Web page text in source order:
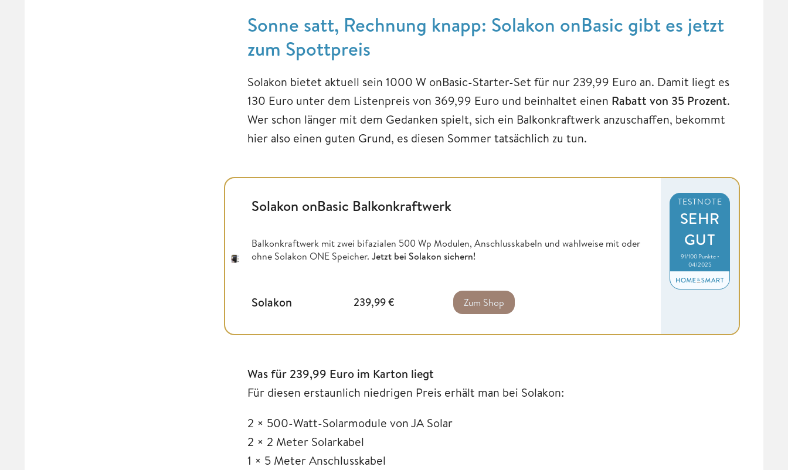
Sonne satt, Rechnung knapp: Solakon onBasic gibt es jetzt
zum Spottpreis
Solakon bietet aktuell sein 1000 W onBasic-Starter-Set für nur 239,99 Euro an. Damit liegt es
130 Euro unter dem Listenpreis von 369,99 Euro und beinhaltet einen Rabatt von 35 Prozent.
Wer schon länger mit dem Gedanken spielt, sich ein Balkonkraftwerk anzuschaffen, bekommt
hier also einen guten Grund, es diesen Sommer tatsächlich zu tun.
Solakon onBasic Balkonkraftwerk
Balkonkraftwerk mit zwei bifazialen 500 Wp Modulen, Anschlusskabeln und wahlweise mit oder
ohne Solakon ONE Speicher. Jetzt bei Solakon sichern!
Solakon 239,99€ Zum Shop
TESTNOTE
SEHR
GUT
91/100 Punkte •
04/2025
Was für 239,99 Euro im Karton liegt
Für diesen erstaunlich niedrigen Preis erhält man bei Solakon:
2 × 500-Watt-Solarmodule von JA Solar
2 × 2 Meter Solarkabel
1 × 5 Meter Anschlusskabel